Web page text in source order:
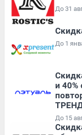
До 31
До 1
и
До 15